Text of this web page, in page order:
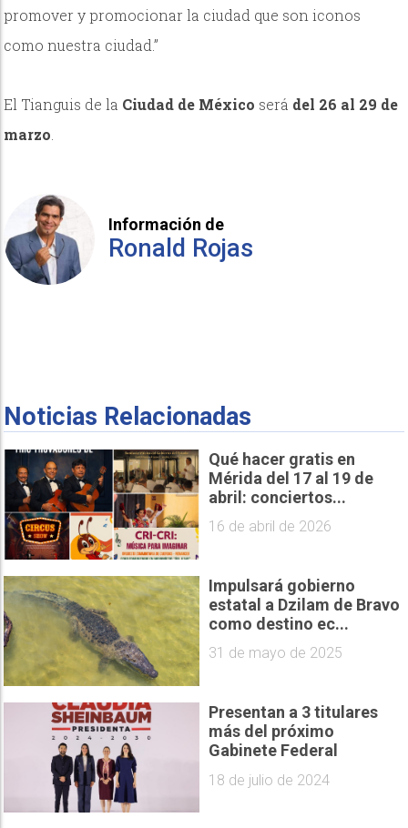
promover y promocionar la ciudad que son iconos
como nuestra ciudad.”
El Tianguis de la Ciudad de México será del 26 al 29 de
marzo
Información de
Ronald Rojas
Noticias Relacionadas
Qué hacer gratis en
Mérida del 17 al 19 de
abril: conciertos...
16 de abril de 2026
Impulsará gobierno
estatal a Dzilam de Bravo
como destino ec...
31 de mayo de 2025
Presentan a 3 titulares
más del próximo
Gabinete Federal
18 de julio de 2024